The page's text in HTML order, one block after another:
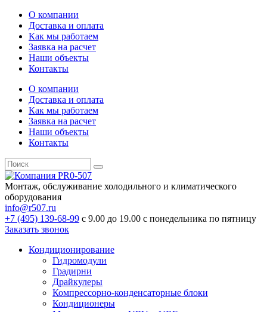
О компании
Доставка и оплата
Как мы работаем
Заявка на расчет
Наши объекты
Контакты
О компании
Доставка и оплата
Как мы работаем
Заявка на расчет
Наши объекты
Контакты
Монтаж, обслуживание холодильного и климатического
оборудования
info@r507.ru
+7 (495) 139-68-99 с 9.00 до 19.00 с понедельника по пятницу
Заказать звонок
Кондиционирование
Гидромодули
Градирни
Драйкулеры
Компрессорно-конденсаторные блоки
Кондиционеры